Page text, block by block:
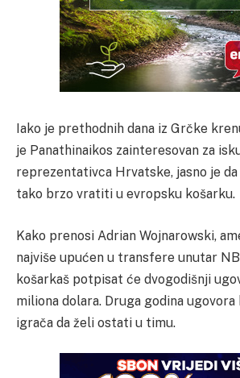
Iako je prethodnih dana iz Grčke
je Panathinaikos zainteresovan za
reprezentativca Hrvatske, jasno je
tako brzo vratiti u evropsku košarku.
Kako prenosi Adrian Wojnarowski,
najviše upućen u transfere unutar
košarkaš potpisat će dvogodišnji
miliona dolara. Druga godina
igrača da želi ostati u timu.